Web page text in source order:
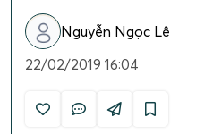
Nguyễn Ngọc Lê
22/02/2019 16:04